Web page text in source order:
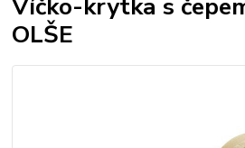
Víčko-krytka s
OLŠE